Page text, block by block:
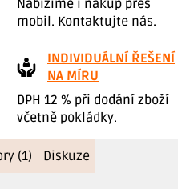
Nabízíme i nákup přes
mobil. Kontaktujte nás.
INDIVIDUÁLNÍ ŘEŠENÍ
NA MÍRU
DPH 12 % při dodání zboží
včetně pokládky.
(1) Diskuze